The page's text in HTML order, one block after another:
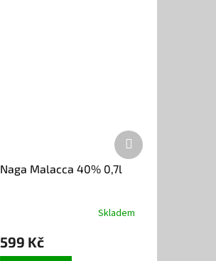
Naga Malacca 40% 0,7l
Skladem
599 Kč
Další
produkt